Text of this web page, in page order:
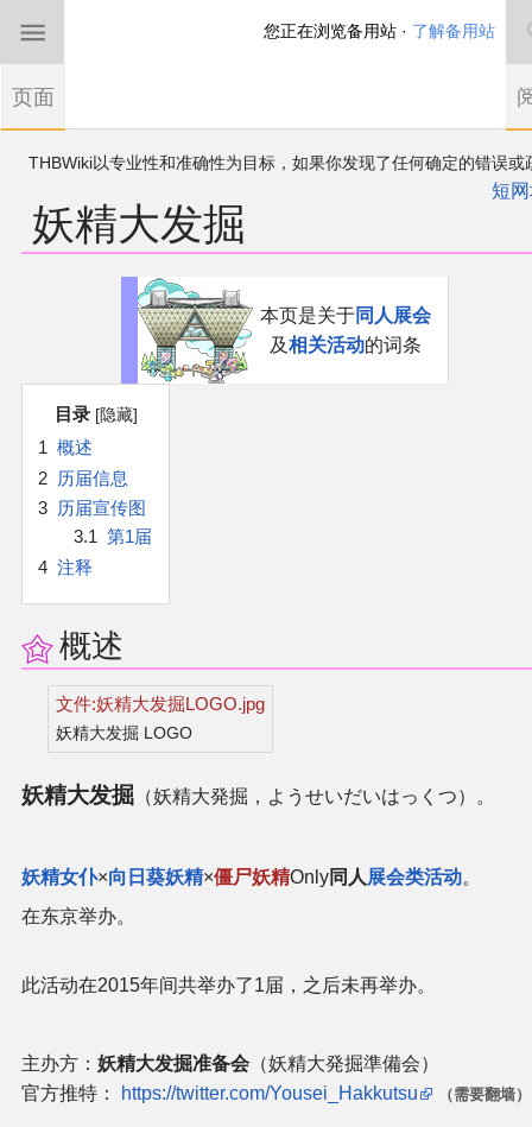
THBWiki以专业性和准确性为目标，如果你发现了任何确定的错误或
如果您是第一次来到这里，请点击右上角注册一
有任何意见、建议、求助、反馈都可以在
短
妖精大发掘
航
索
本页是关于同人展会
及相关活动的词条
目录
1 概述
2 历届信息
3 历届宣传图
3.1 第1届
4 注释
概述
文件:妖精大发掘LOGO.jpg
妖精大发掘 LOGO
妖精大发掘 （妖精大発掘，ようせいだいはっくつ）。
妖精女仆×向日葵妖精×僵尸妖精Only同人 展会类活动。
在东京举办。
此活动在2015年间共举办了1届，之后未再举办。
主办方： 妖精大发掘准备会 （妖精大発掘準備会）
官方推特：
https://twitter.com/Yousei_Hakkutsu （需要翻墙）
您正在浏览备用站 · 了解备用站
页面
首页
东方Project
东方同人规约
沙盒（建议使用）
讨论板
加入我们
官方作品
官方游戏
官方音乐
官方书籍
官方角色
游戏攻略
东方相关活动
其他相关项目
二次创作与活动